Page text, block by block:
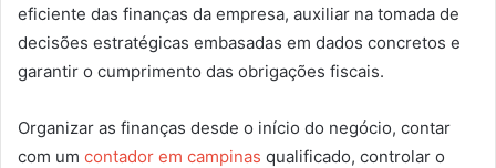
eficiente das finanças da empresa, auxiliar na tomada de
decisões estratégicas embasadas em dados concretos e
garantir o cumprimento das obrigações fiscais.
Organizar as finanças desde o início do negócio, contar
com um contador em campinas qualificado, controlar o